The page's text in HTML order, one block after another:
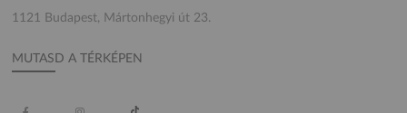
1121 Budapest, Mártonhegyi út 23.
MUTASD A TÉRKÉPEN